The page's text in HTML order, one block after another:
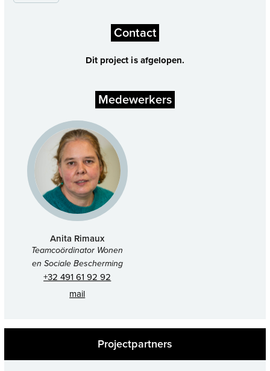
Contact
Dit project is afgelopen.
Medewerkers
Anita Rimaux
Teamcoördinator Wonen
en Sociale Bescherming
+32 491 61 92 92
mail
Projectpartners